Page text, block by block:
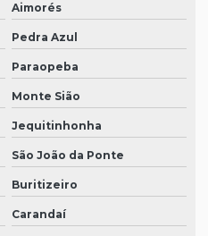
Aimorés
Pedra Azul
Paraopeba
Monte Sião
Jequitinhonha
São João da Ponte
Buritizeiro
Carandaí